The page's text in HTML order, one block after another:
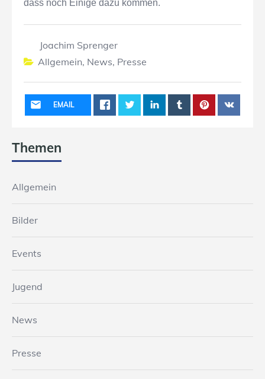
dass noch Einige dazu kommen.
Joachim Sprenger
Allgemein, News, Presse
EMAIL
Themen
Allgemein
Bilder
Events
Jugend
News
Presse